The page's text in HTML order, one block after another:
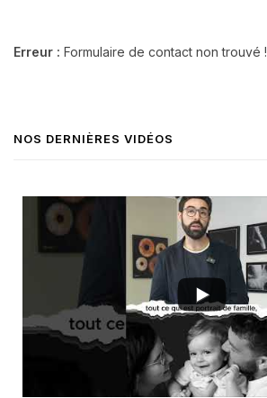
Erreur : Formulaire de contact non trouvé !
NOS DERNIÈRES VIDÉOS